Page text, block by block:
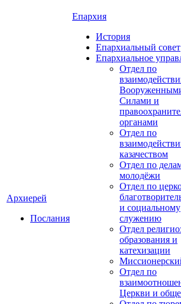
Архиерей
Послания
Епархия
История
Епархиальный совет
Епархиальное
Отдел по
Силами и
органами
Отдел по
казачеством
Отдел по
молодёжи
Отдел по
и социальному
служению
Отдел
образования и
катехизации
Отдел по
Церкви и